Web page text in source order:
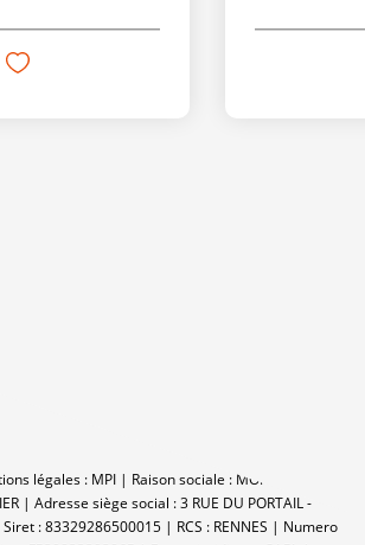
légales : MPI | Raison sociale : MON
| Adresse siège social : 3 RUE DU PORTAIL -
: 83329286500015 | RCS : RENNES | Numero